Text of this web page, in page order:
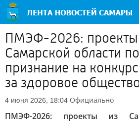
ПМЭФ-2026: проекты
Самарской области
признание на
за здоровое
4 июня 2026, 18:04 Официально
ПМЭФ-2026: проекты из